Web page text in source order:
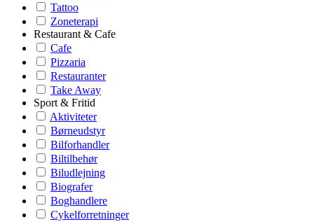
Tattoo
Zoneterapi
Restaurant & Cafe
Cafe
Pizzaria
Restauranter
Take Away
Sport & Fritid
Aktiviteter
Børneudstyr
Bilforhandler
Biltilbehør
Biludlejning
Biografer
Boghandlere
Cykelforretninger